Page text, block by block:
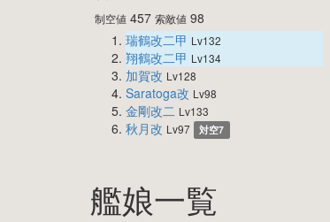
制空値 457 索敵値 98
瑞鶴改二甲 Lv132
翔鶴改二甲 Lv134
加賀改 Lv128
Saratoga改 Lv98
金剛改二 Lv133
秋月改 Lv97 対空7
艦娘一覧